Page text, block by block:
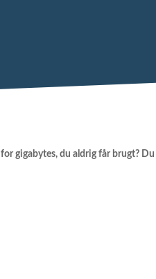
gigabytes, du aldrig får brugt? Du